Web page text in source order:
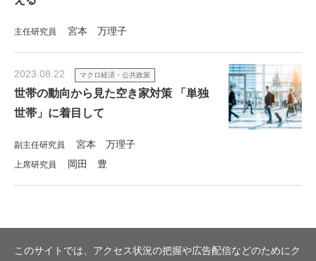
主任研究員 宮本 万理子
2023.08.22 マクロ経済・公共政策
世帯の動向から見た空き家対策 「単独
世帯」に着目して
副主任研究員 宮本 万理子
上席研究員 岡田 豊
このサイトでは、アクセス状況の把握や広告配信などのためにク